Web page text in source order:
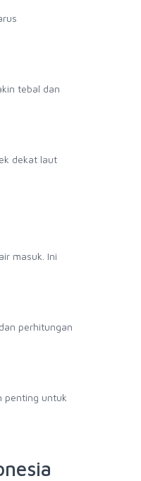
tebal dan
dekat laut
masuk. Ini
perhitungan
penting untuk